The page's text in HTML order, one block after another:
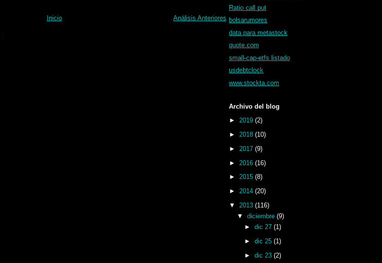
Análisis Anteriores
Inicio
Ratio call put
bolsarumores
data para metastock
quote.com
small-cap-etfs listado
usdebtclock
www.stockta.com
Archivo del blog
► 2019 (2)
► 2018 (10)
► 2017 (9)
► 2016 (16)
► 2015 (8)
► 2014 (20)
▼ 2013 (116)
▼ diciembre (9)
►dic 27(1)
►dic 25(1)
►dic 23(2)